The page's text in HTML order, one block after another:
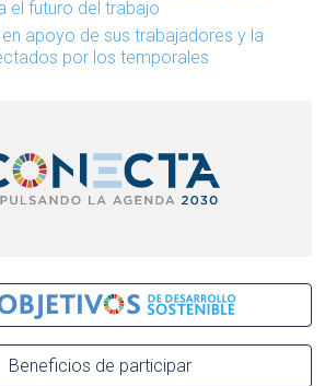
el futuro del trabajo
apoyo de sus trabajadores y la
por los temporales
Beneficios de participar